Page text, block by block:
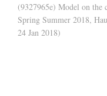
(9327965e) Model on the
Spring Summer 2018,
24 Jan 2018)